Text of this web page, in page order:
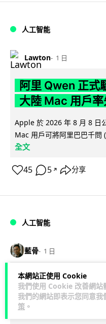
本網站正使用 Cookie
我們使用 Cookie 改善網站
我們的網站即表示您同意我
策 。
人工智能
Lawton 1 日
阿里 Qwen 正式
大陸 Mac 用戶率
Apple 於 2026 年 8 月 8 日
Mac 用戶可將阿里巴巴千問
全文
45 5 ↗ 分享
人工智能
藍骨 1 日
中國官媒批評
「Token」與「
權